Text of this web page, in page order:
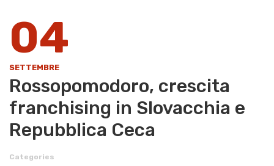
04
SETTEMBRE
Rossopomodoro, crescita
franchising in Slovacchia e
Repubblica Ceca
Categories